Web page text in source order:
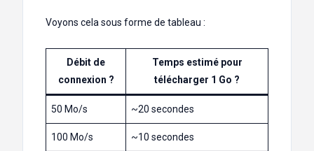
Voyons cela sous forme de tableau :
Débit de
connexion ?
Temps estimé pour
télécharger 1 Go ?
50 Mo/s ~20 secondes
100 Mo/s ~10 secondes